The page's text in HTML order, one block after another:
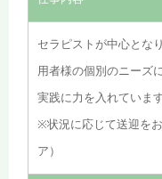
セラピストが中心とな
用者様の個別のニーズ
実践に力を入れています
※状況に応じて送迎を
ア）